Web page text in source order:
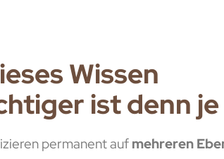
Wissen
ist denn je
permanent aufmehreren